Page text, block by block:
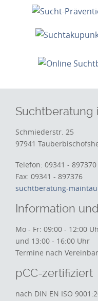
Suchtberatung
Schmiederstr. 25
97941
Telefon: 09341 - 897370
Fax: 09341 - 897376
suchtberatung-
Information
Mo - Fr: 09:00 - 12:00
und 13:00 - 16:00 Uhr
Termine nach
pCC-zertifiziert
nach DIN EN ISO